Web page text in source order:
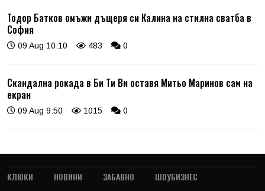
Тодор Батков омъжи дъщеря си Калина на стилна сватба в
София
09 Aug 10:10 483 0
Скандална рокада в Би Ти Ви оставя Митьо Маринов сам на
екран
09 Aug 9:50 1015 0
КЛЮКИ НОВИНИ ЗАБАВНО
ШОУБИЗНЕС